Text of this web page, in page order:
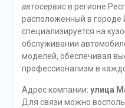
автосервисв регионе
расположенный в
специализируется на
обслуживании
моделей, обеспечивая
профессионализм в
Адрес компании: улица
Для связи можно